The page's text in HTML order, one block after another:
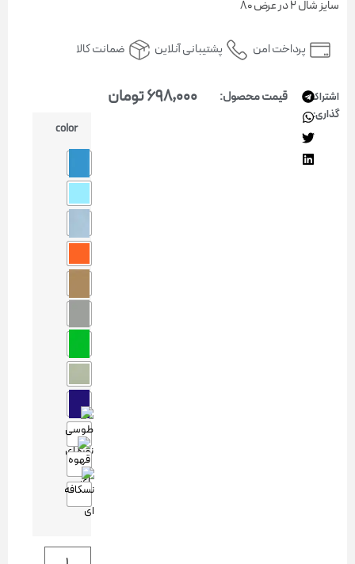
امن پشتیبانی آنلاین ضمانت کالا
قیمت محصول: 698,000 تومان